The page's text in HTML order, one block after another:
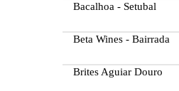
Bacalhoa - Setubal
Beta Wines - Bairrada
Brites Aguiar Douro